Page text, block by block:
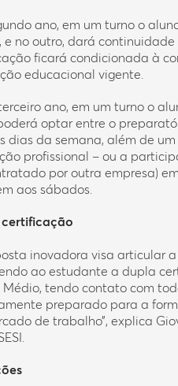
ano, em um turno o
e no outro, dará
ficará condicionada à
educacional vigente.
ano, em um turno o
optar entre o
dias da semana, além de
profissional – ou a
por outra empresa)
aos sábados.
inovadora visa articular
ao estudante a dupla
Médio, tendo contato com
preparado para a
de trabalho”, explica